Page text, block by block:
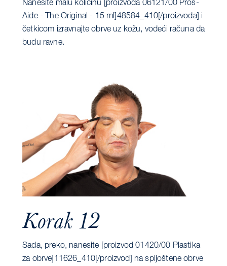
Nanesite malu količinu [proizvoda 06121/00 Pros-
Aide - The Original - 15 ml]48584_410[/proizvoda] i
četkicom izravnajte obrve uz kožu, vodeći računa da
budu ravne.
Korak 12
Sada, preko, nanesite [proizvod 01420/00 Plastika
za obrve]11626_410[/proizvod] na spljoštene obrve